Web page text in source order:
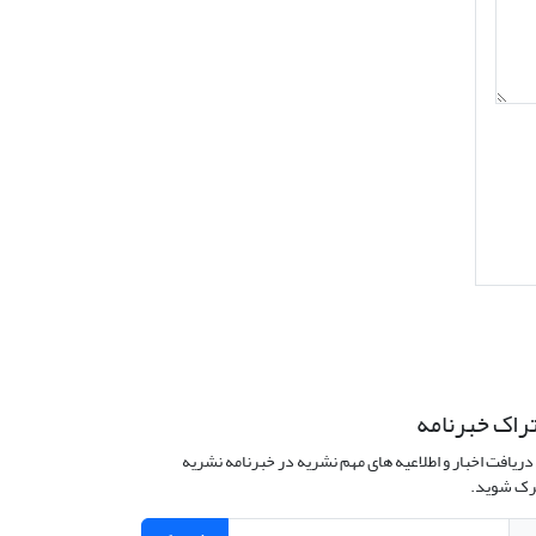
خبرنامه
اخبار و اطلاعیه های مهم نشریه در خبرنامه نشریه
شوید.